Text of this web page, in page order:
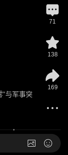
”与军事突
71
138
169